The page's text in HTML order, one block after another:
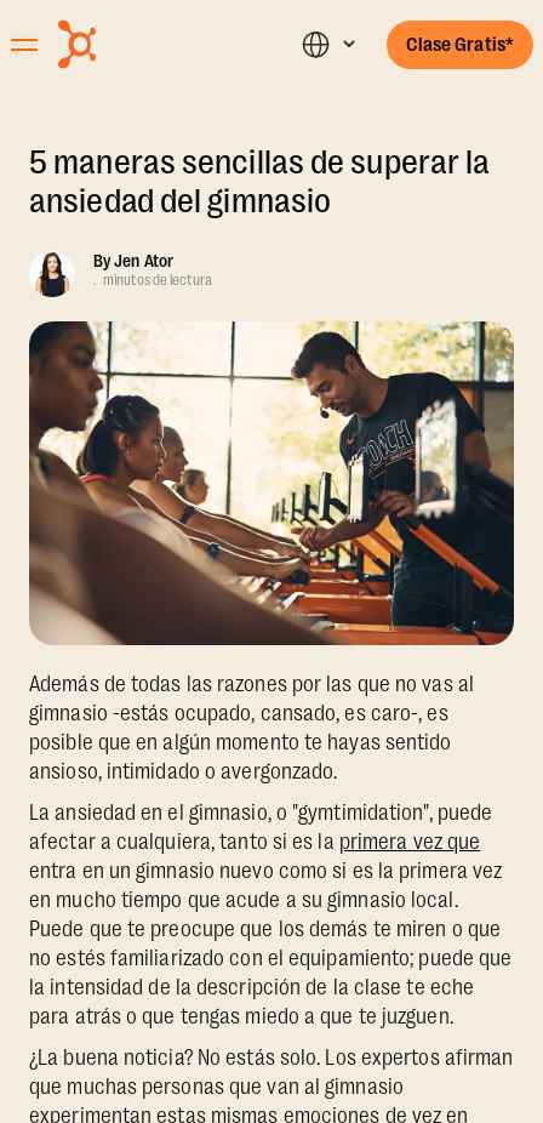
Clase Gratis*
5 maneras sencillas de superar la
ansiedad del gimnasio
ByJen Ator
. minutos de lectura
Además de todas las razones por las que no vas al
gimnasio -estás ocupado, cansado, es caro-, es
posible que en algún momento te hayas sentido
ansioso, intimidado o avergonzado.
La ansiedad en el gimnasio, o "gymtimidation", puede
afectar a cualquiera, tanto si es la primera vez que
entra en un gimnasio nuevo como si es la primera vez
en mucho tiempo que acude a su gimnasio local.
Puede que te preocupe que los demás te miren o que
no estés familiarizado con el equipamiento; puede que
la intensidad de la descripción de la clase te eche
para atrás o que tengas miedo a que te juzguen.
¿La buena noticia? No estás solo. Los expertos afirman
que muchas personas que van al gimnasio
experimentan estas mismas emociones de vez en